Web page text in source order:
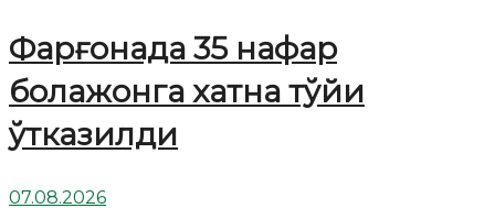
Фарғонада 35 нафар
болажонга хатна тўйи
ўтказилди
07.08.2026